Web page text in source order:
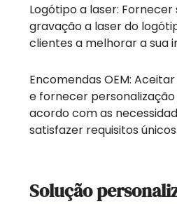
Logótipo a laser: Fornecer
gravação a laser do
clientes a melhorar a sua
Encomendas OEM:
e fornecer
acordo com as
satisfazer requisitos únicos.
Solução